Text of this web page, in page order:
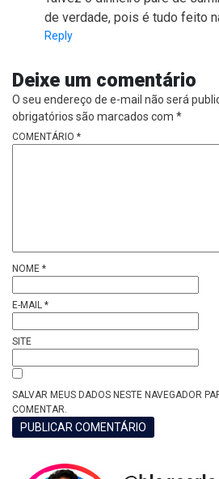
de verdade, pois é tudo feito
Reply
Deixe um comentário
O seu endereço de e-mail não será
obrigatórios são marcados com *
COMENTÁRIO *
NOME *
E-MAIL *
SITE
SALVAR MEUS DADOS NESTE NAVEGADOR
COMENTAR.